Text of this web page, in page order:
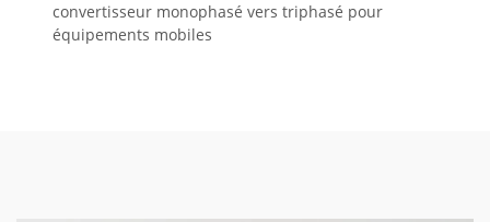
convertisseur monophasé vers triphasé pour
équipements mobiles